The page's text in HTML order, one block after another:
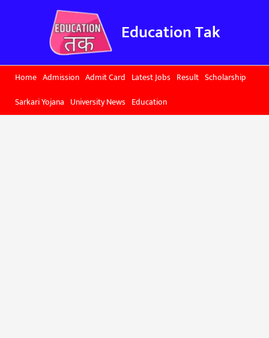
Education Tak
Home Admission Admit Card Latest Jobs Result Scholarship
Sarkari Yojana University News Education